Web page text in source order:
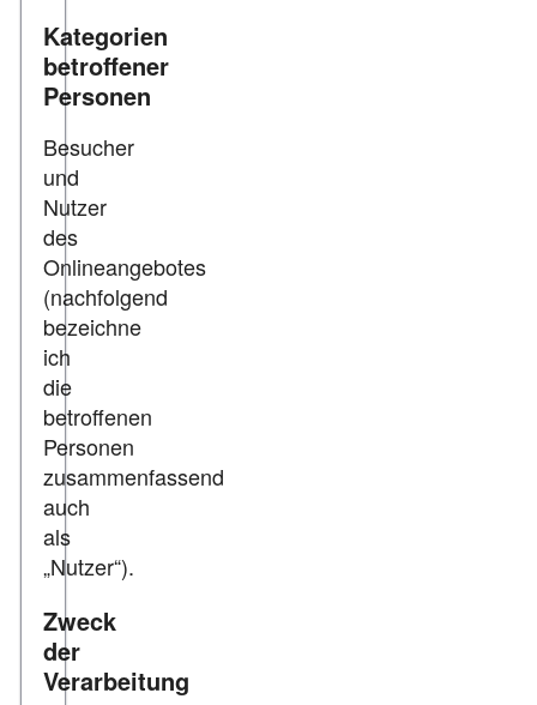
Kategorien
betroffener
Personen
Besucher
und
Nutzer
des
Onlineangebotes
(nachfolgend
bezeichne
ich
die
betroffenen
Personen
zusammenfassend
auch
als
„Nutzer“).
Zweck
der
Verarbeitung